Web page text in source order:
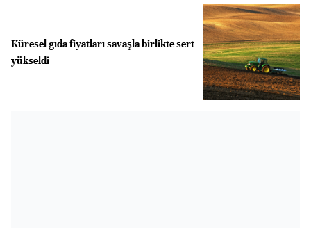
Küresel gıda fiyatları savaşla birlikte sert
yükseldi